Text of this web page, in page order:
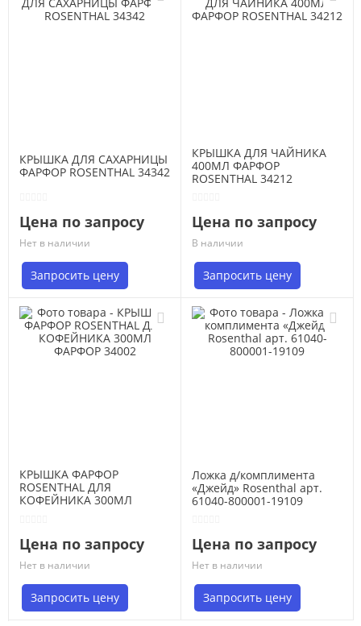
КРЫШКА ДЛЯ САХАРНИЦЫ
ФАРФОР ROSENTHAL 34342
Цена по запросу
Нет в наличии
Запросить цену
КРЫШКА ДЛЯ ЧАЙНИКА
400МЛ ФАРФОР
ROSENTHAL 34212
Цена по запросу
В наличии
Запросить цену
КРЫШКА ФАРФОР
ROSENTHAL ДЛЯ
КОФЕЙНИКА 300МЛ
Цена по запросу
Нет в наличии
Запросить цену
Ложка д/комплимента
«Джейд» Rosenthal арт.
61040-800001-19109
Цена по запросу
Нет в наличии
Запросить цену